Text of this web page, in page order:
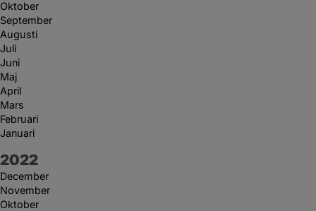
Oktober
September
Augusti
Juli
Juni
Maj
April
Mars
Februari
Januari
År:
2022
December
November
Oktober